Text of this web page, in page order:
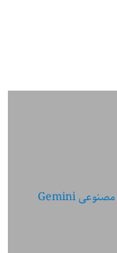
پرامت حرفه‌ای برای تهیه زیرنویس به کمک هوش مصنوعی Gemini